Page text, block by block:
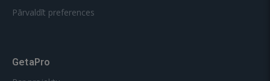
Pārvaldīt preferences
GetaPro